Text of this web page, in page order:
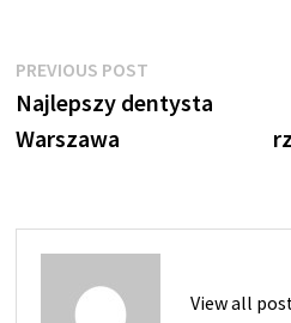
Nawigacja
wpisu
PREVIOUS POSTPrevious
post:
Najlepszy dentysta
Warszawa
View all